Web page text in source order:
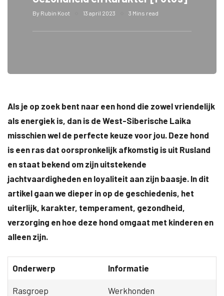
By Rubin Koot 13 april 2023 3 Mins read
Als je op zoek bent naar een hond die zowel vriendelijk
als energiek is, dan is de West-Siberische Laika
misschien wel de perfecte keuze voor jou. Deze hond
is een ras dat oorspronkelijk afkomstig is uit Rusland
en staat bekend om zijn uitstekende
jachtvaardigheden en loyaliteit aan zijn baasje. In dit
artikel gaan we dieper in op de geschiedenis, het
uiterlijk, karakter, temperament, gezondheid,
verzorging en hoe deze hond omgaat met kinderen en
alleen zijn.
Onderwerp Informatie
Rasgroep Werkhonden